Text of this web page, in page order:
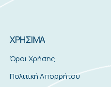
ΧΡΗΣΙΜΑ
Όροι Χρήσης
Πολιτική Απορρήτου